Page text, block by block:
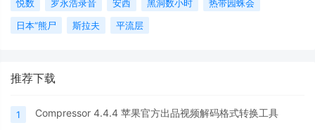
悦数
罗永浩录音 安西 黑洞数小时
热带园蛛会
日本“熊尸
斯拉夫 平流层
推荐下载
1 Compressor 4.4.4 苹果官方出品视频解码格式转换工具